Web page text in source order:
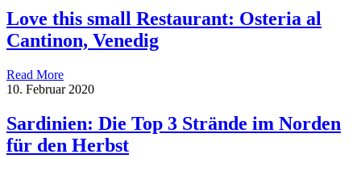
Love this small Restaurant: Osteria al
Cantinon, Venedig
Read More
10. Februar 2020
Sardinien: Die Top 3 Strände im Norden
für den Herbst